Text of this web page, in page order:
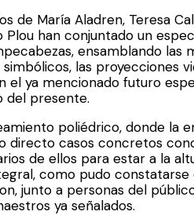
de María Aladren, Teresa
Plou han conjuntado un
ensamblando las
las proyecciones
el ya mencionado futuro
del presente.
poliédrico, donde la
directo casos concretos
de ellos para estar a la
como pudo constatarse
junto a personas del
ya señalados.